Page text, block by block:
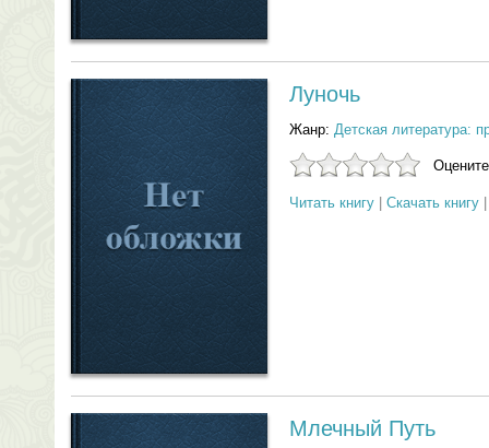
Луночь
Жанр: Детская литература:
Читать книгу Скачать книгу
Млечный Путь